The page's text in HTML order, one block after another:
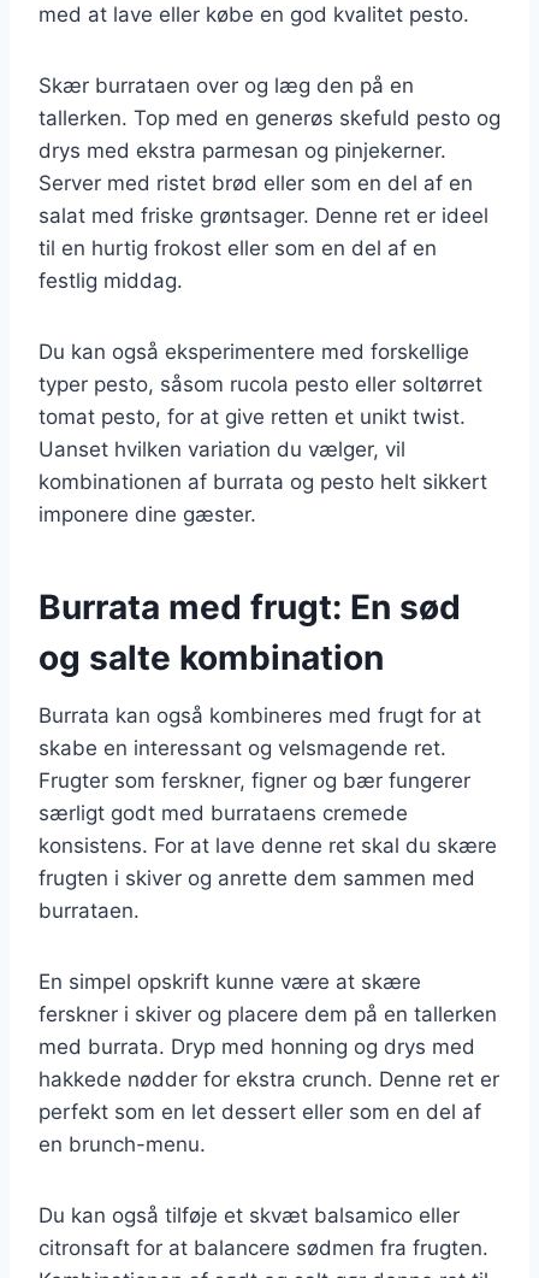
med at lave eller købe en god kvalitet pesto.
Skær burrataen over og læg den på en
tallerken. Top med en generøs skefuld pesto og
drys med ekstra parmesan og pinjekerner.
Server med ristet brød eller som en del af en
salat med friske grøntsager. Denne ret er ideel
til en hurtig frokost eller som en del af en
festlig middag.
Du kan også eksperimentere med forskellige
typer pesto, såsom rucola pesto eller soltørret
tomat pesto, for at give retten et unikt twist.
Uanset hvilken variation du vælger, vil
kombinationen af burrata og pesto helt sikkert
imponere dine gæster.
Burrata med frugt: En sød
og salte kombination
Burrata kan også kombineres med frugt for at
skabe en interessant og velsmagende ret.
Frugter som ferskner, figner og bær fungerer
særligt godt med burrataens cremede
konsistens. For at lave denne ret skal du skære
frugten i skiver og anrette dem sammen med
burrataen.
En simpel opskrift kunne være at skære
ferskner i skiver og placere dem på en tallerken
med burrata. Dryp med honning og drys med
hakkede nødder for ekstra crunch. Denne ret er
perfekt som en let dessert eller som en del af
en brunch-menu.
Du kan også tilføje et skvæt balsamico eller
citronsaft for at balancere sødmen fra frugten.